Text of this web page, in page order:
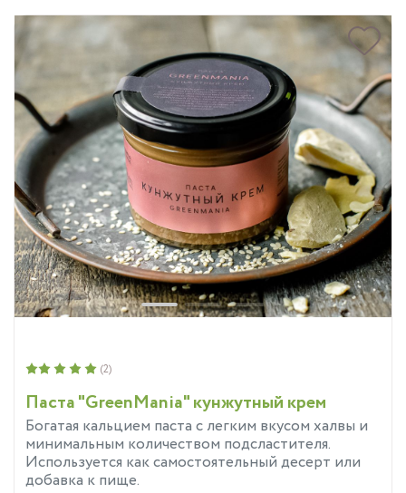
Паста "GreenMania" кунжутный крем
Богатая кальцием паста с легким вкусом халвы и
минимальным количеством подсластителя.
Используется как самостоятельный десерт или
добавка к пище.
(2)